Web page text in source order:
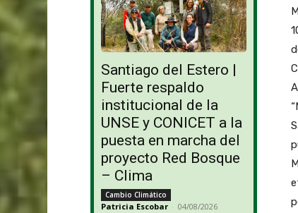
Santiago del Estero |
Fuerte respaldo
institucional de la
UNSE y CONICET a la
puesta en marcha del
proyecto Red Bosque
– Clima
Cambio Climático
Patricia Escobar - 04/08/2026